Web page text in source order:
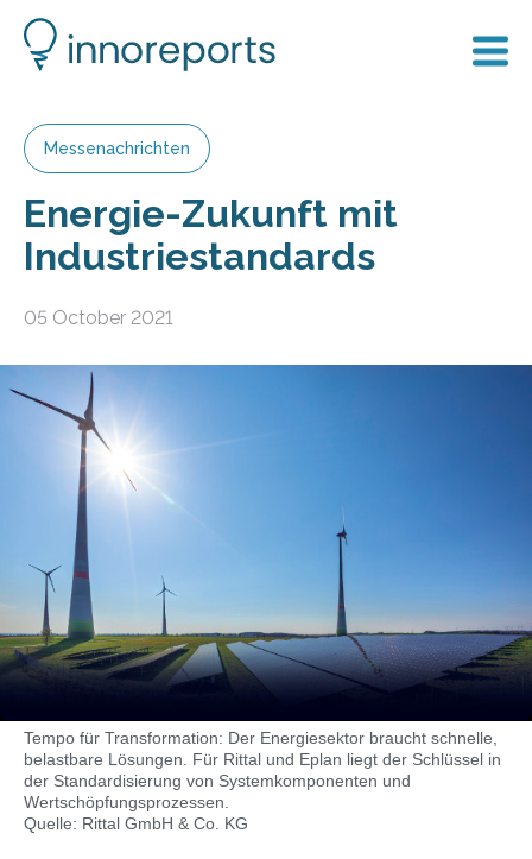
Messenachrichten
Energie-Zukunft mit
Industriestandards
05 October 2021
Tempo für Transformation: Der Energiesektor braucht schnelle,
belastbare Lösungen. Für Rittal und Eplan liegt der Schlüssel in
der Standardisierung von Systemkomponenten und
Wertschöpfungsprozessen.
Quelle: Rittal GmbH & Co. KG